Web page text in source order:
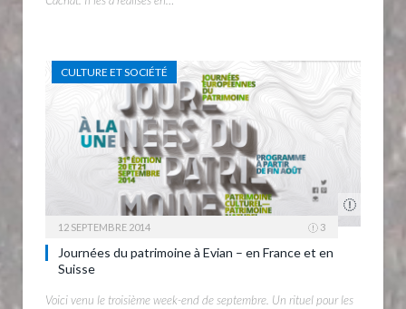
CULTURE ET SOCIÉTÉ
12 SEPTEMBRE 2014 3
Journées du patrimoine à Evian – en France et en
Suisse
Voici venu le troisième week-end de septembre. Un rituel pour les